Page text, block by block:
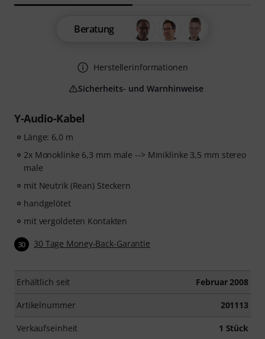
Y-Audio-Kabel
Länge: 6,0 m
2x Monoklinke 6,3 mm male --> Miniklinke 3,5 mm stereo
male
mit Neutrik (Rean) Steckern
handgelötet
mit vergoldeten Kontakten
30 30 Tage Money-Back-Garantie
Erhältlich seit Februar 2008
Artikelnummer 201113
Verkaufseinheit 1 Stück
Beratung
Herstellerinformationen
Sicherheits- und Warnhinweise